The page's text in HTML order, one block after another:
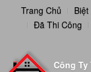
Trang Chủ
Đã Thi Công
Công Ty